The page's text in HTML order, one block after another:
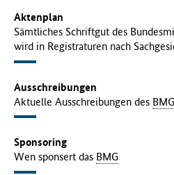
Aktenplan
Sämtliches Schriftgut des
wird in Registraturen nach
Ausschreibungen
Aktuelle Ausschreibungen des BMG
Sponsoring
Wen sponsert das BMG